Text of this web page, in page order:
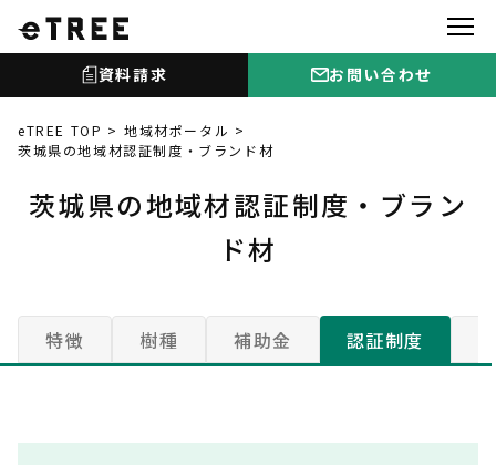
資料請求 お問い合わせ
eTREE TOP
地域材ポータル
茨城県の地域材認証制度・ブランド材
茨城県の地域材認証制度・ブラン
ド材
特徴 樹種 補助金 認証制度